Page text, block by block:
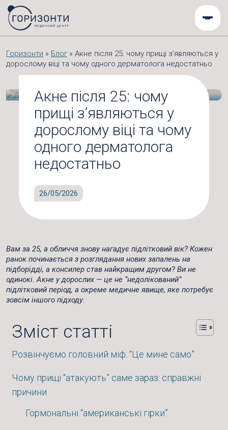
Горизонти » Блог » Акне після 25: чому прищі з’являються у
дорослому віці та чому одного дерматолога недостатньо
Акне після 25: чому
прищі з’являються у
дорослому віці та чому
одного дерматолога
недостатньо
26/05/2026
Вам за 25, а обличчя знову нагадує підлітковий вік? Кожен
ранок починається з розглядання нових запалень на
підборідді, а консилер став найкращим другом? Ви не
одинокі.Акне у дорослих — це не “недолікований”
підлітковий період, а окреме медичне явище, яке потребує
зовсім іншого підходу.
Зміст статті
Розвінчуємо головний міф: “Це мине само”
Чому прищі “атакують” саме зараз: справжні
причини
Гормональні “американські гірки”